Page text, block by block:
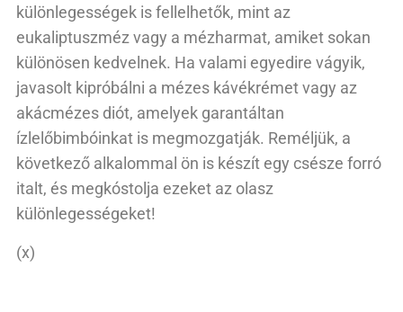
különlegességek is fellelhetők, mint az
eukaliptuszméz vagy a mézharmat, amiket sokan
különösen kedvelnek. Ha valami egyedire vágyik,
javasolt kipróbálni a mézes kávékrémet vagy az
akácmézes diót, amelyek garantáltan
ízlelőbimbóinkat is megmozgatják. Reméljük, a
következő alkalommal ön is készít egy csésze forró
italt, és megkóstolja ezeket az olasz
különlegességeket!
(x)